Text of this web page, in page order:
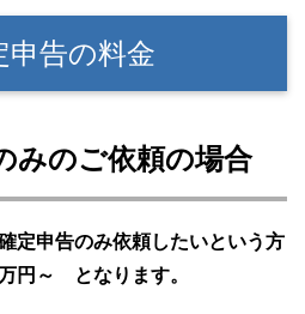
申告の料金
みのご依頼の場合
定申告のみ依頼したいという方
円～ となります。